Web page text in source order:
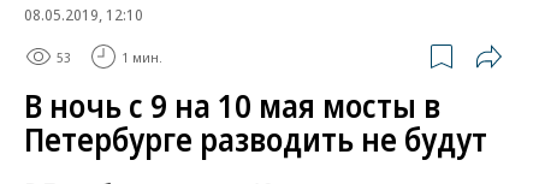
08.05.2019, 12:10
53 1 мин.
В ночь с 9 на 10 мая мосты в
Петербурге разводить не будут